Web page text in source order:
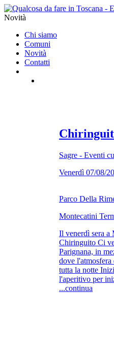
Novità
Chi siamo
Comuni
Novità
Contatti
Sagre - Eventi
Venerdì 07/08/
Parco Della
Montecatini
Il venerdì sera a
Chiringuito Ci
Parignana, in
dove l'atmosfera
tutta la notte
l'aperitivo per
...continua